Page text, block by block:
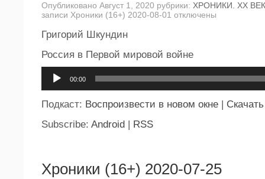
Опубликовано Август 1, 2020 рубрики: ХРОНИКИ. ХХ ВЕК
записи Хроники (16+) 2020-08-01 отключены
Григорий Шкундин
Россия в Первой мировой войне
00:00
Подкаст: Воспроизвести в новом окне
Скачать
Subscribe: Android RSS
Хроники (16+) 2020-07-25